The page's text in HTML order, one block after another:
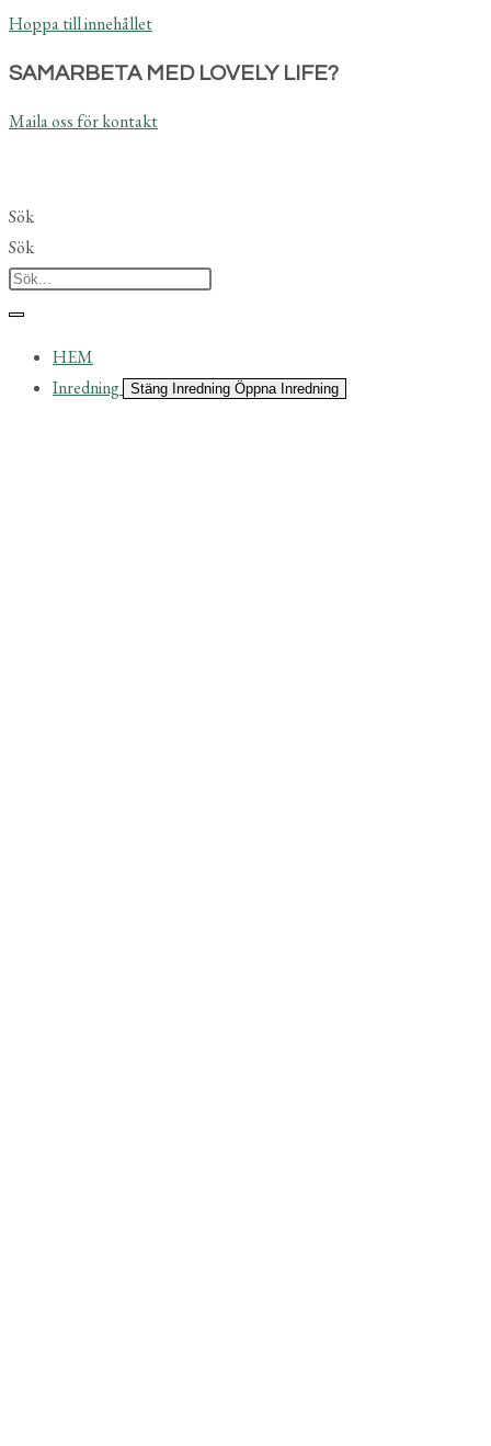
Hoppa till innehållet
SAMARBETA MED LOVELY LIFE?
Maila oss för kontakt
Sök
Sök
HEM
Inredning
Stäng Inredning Öppna Inredning